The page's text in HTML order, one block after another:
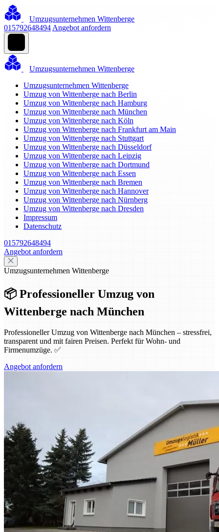
Umzugsunternehmen Wittenberge
015792648494 Angebot anfordern
Umzugsunternehmen Wittenberge
Umzugsunternehmen Wittenberge
Umzug von Wittenberge nach Berlin
Umzug von Wittenberge nach Hamburg
Umzug von Wittenberge nach München
Umzug von Wittenberge nach Köln
Umzug von Wittenberge nach Frankfurt am Main
Umzug von Wittenberge nach Stuttgart
Umzug von Wittenberge nach Düsseldorf
Umzug von Wittenberge nach Leipzig
Umzug von Wittenberge nach Dortmund
Umzug von Wittenberge nach Essen
Umzug von Wittenberge nach Bremen
Umzug von Wittenberge nach Hannover
Umzug von Wittenberge nach Nürnberg
Umzug von Wittenberge nach Dresden
Impressum
Datenschutz
015792648494
Angebot anfordern
Umzugsunternehmen Wittenberge
📦 Professioneller Umzug von
Wittenberge nach München
Professioneller Umzug von Wittenberge nach München – stressfrei,
transparent und mit fairen Preisen. Perfekt für Wohn- und
Firmenumzüge. ✅
Angebot anfordern